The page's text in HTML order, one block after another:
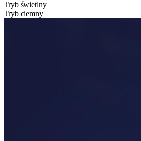
Tryb świetlny
Tryb ciemny